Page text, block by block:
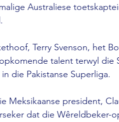
Australiese
Terry Svenson, het
talent terwyl die
die Pakistanse Superliga.
Meksikaanse president,
dat die Wêreldbeker-